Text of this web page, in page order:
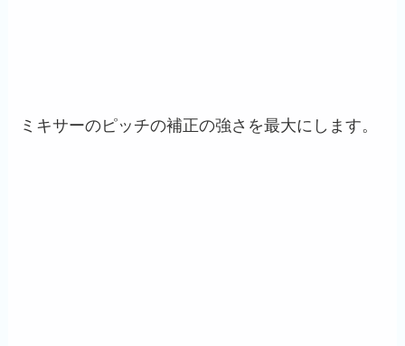
ミキサーのピッチの補正の強さを最大にします。